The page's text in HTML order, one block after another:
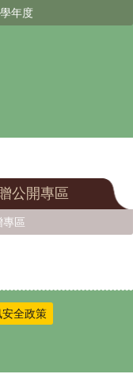
年度
公開專區
專區
安全政策